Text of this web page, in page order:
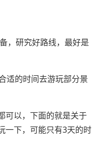
，研究好路线，最好是
适的时间去游玩部分景
可以，下面的就是关于
一下，可能只有3天的时